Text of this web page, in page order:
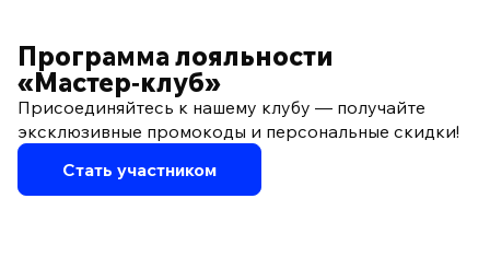
Программа лояльности
«Мастер‑клуб»
Присоединяйтесь к нашему клубу — получайте
эксклюзивные промокоды и персональные скидки!
Стать участником